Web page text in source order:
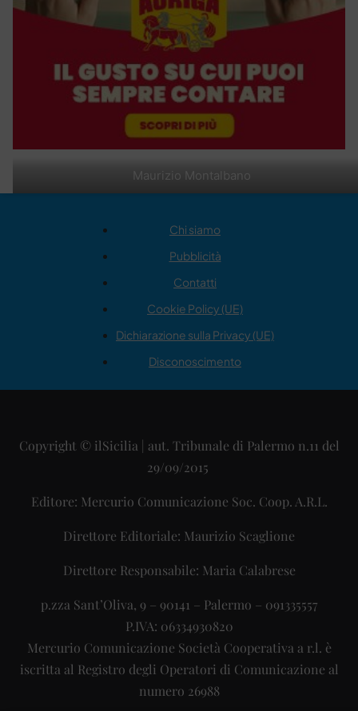
Maurizio Montalbano
Chi siamo
Pubblicità
Contatti
Cookie Policy (UE)
Dichiarazione sulla Privacy (UE)
Disconoscimento
Copyright © ilSicilia | aut. Tribunale di Palermo n.11 del
29/09/2015
Editore: Mercurio Comunicazione Soc. Coop. A.R.L.
Direttore Editoriale: Maurizio Scaglione
Direttore Responsabile: Maria Calabrese
p.zza Sant’Oliva, 9 – 90141 – Palermo – 091335557
P.IVA: 06334930820
Mercurio Comunicazione Società Cooperativa a r.l. è
iscritta al Registro degli Operatori di Comunicazione al
numero 26988